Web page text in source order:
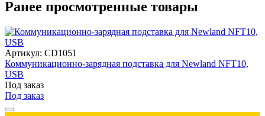
Ранее просмотренные товары
Артикул: CD1051
Коммуникационно-зарядная подставка для Newland NFT10,
USB
Под заказ
Под заказ